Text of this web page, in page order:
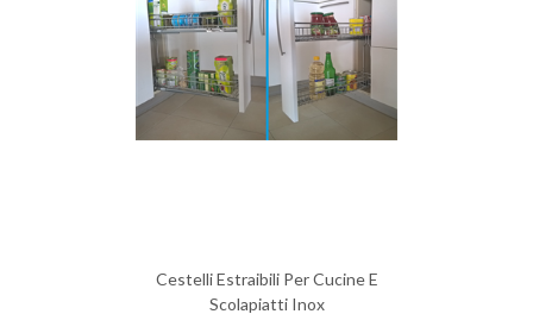
Cestelli Estraibili Per Cucine E
Scolapiatti Inox